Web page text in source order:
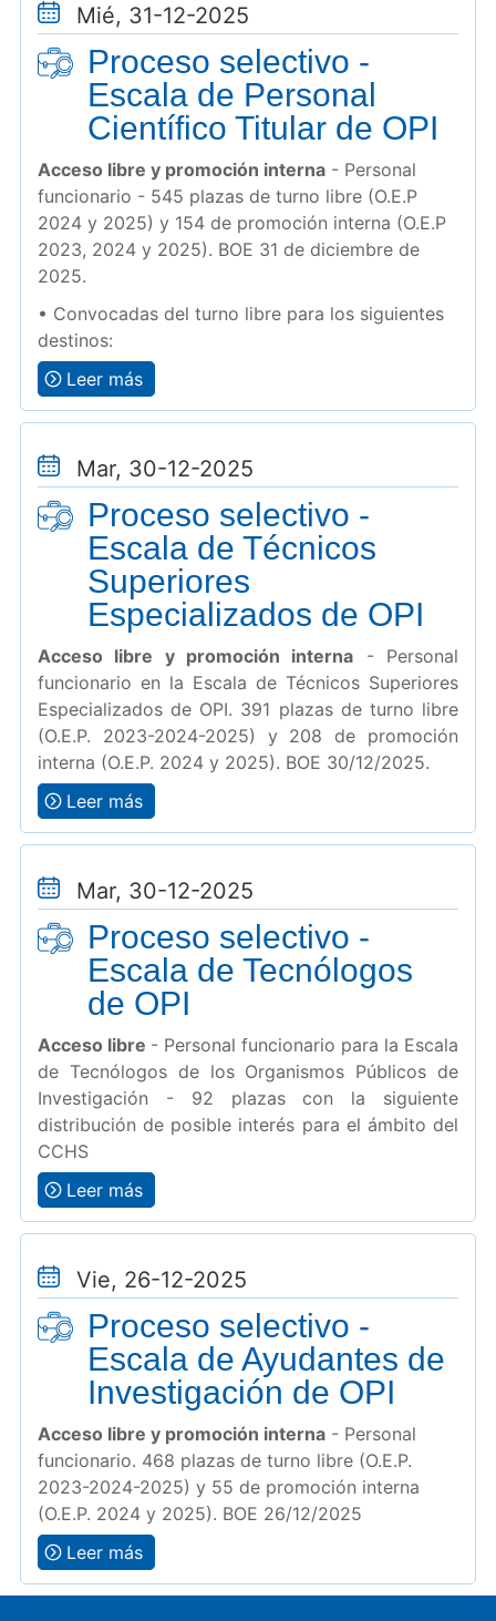
Mié, 31-12-2025
Proceso selectivo -
Escala de Personal
Científico Titular de OPI
Acceso libre y promoción interna- Personal
funcionario - 545 plazas de turno libre (O.E.P
2024 y 2025) y 154 de promoción interna (O.E.P
2023, 2024 y 2025). BOE 31 de diciembre de
2025.
• Convocadas del turno libre para los siguientes
destinos:
Leer más
Mar, 30-12-2025
Proceso selectivo -
Escala de Técnicos
Superiores
Especializados de OPI
Acceso libre y promoción interna - Personal
funcionario en la Escala de Técnicos Superiores
Especializados de OPI. 391 plazas de turno libre
(O.E.P. 2023-2024-2025) y 208 de promoción
interna (O.E.P. 2024 y 2025). BOE 30/12/2025.
Leer más
Mar, 30-12-2025
Proceso selectivo -
Escala de Tecnólogos
de OPI
Acceso libre - Personal funcionario para la Escala
de Tecnólogos de los Organismos Públicos de
Investigación - 92 plazas con la siguiente
distribución de posible interés para el ámbito del
CCHS
Leer más
Vie, 26-12-2025
Proceso selectivo -
Escala de Ayudantes de
Investigación de OPI
Acceso libre y promoción interna- Personal
funcionario. 468 plazas de turno libre (O.E.P.
2023-2024-2025) y 55 de promoción interna
(O.E.P. 2024 y 2025). BOE 26/12/2025
Leer más